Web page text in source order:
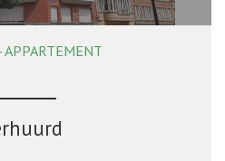
3 1
APPARTEMENT